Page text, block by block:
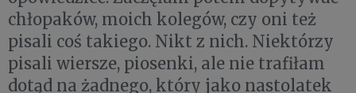
chłopaków, moich kolegów, czy oni też
pisali coś takiego. Nikt z nich. Niektórzy
pisali wiersze, piosenki, ale nie trafiłam
dotąd na żadnego, który jako nastolatek